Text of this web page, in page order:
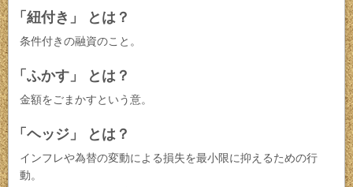
「紐付き」 とは？
条件付きの融資のこと。
「ふかす」 とは？
金額をごまかすという意。
「ヘッジ」 とは？
インフレや為替の変動による損失を最小限に抑えるための行
動。